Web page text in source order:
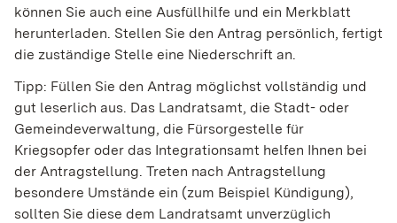
können Sie auch eine Ausfüllhilfe und ein Merkblatt
herunterladen. Stellen Sie den Antrag persönlich, fertigt
die zuständige Stelle eine Niederschrift an.
Tipp: Füllen Sie den Antrag möglichst vollständig und
gut leserlich aus. Das Landratsamt, die Stadt- oder
Gemeindeverwaltung, die Fürsorgestelle für
Kriegsopfer oder das Integrationsamt helfen Ihnen bei
der Antragstellung. Treten nach Antragstellung
besondere Umstände ein (zum Beispiel Kündigung)
sollten Sie diese dem Landratsamt unverzüglich